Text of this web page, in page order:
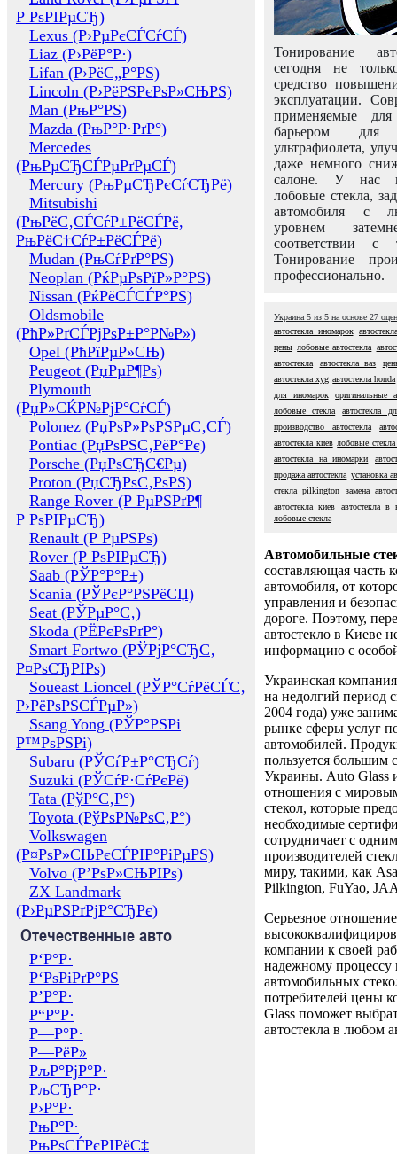
Р РѕРІРµСЂ)
Lexus (Р›РµРєСЃСѓСЃ)
Liaz (Р›РёР°Р·)
Lifan (Р›РёС„Р°РЅ)
Lincoln (Р›РёРЅРєРѕР»СЊРЅ)
Man (РњР°РЅ)
Mazda (РњР°Р·РґР°)
Mercedes
(РњРµСЂСЃРµРґРµСЃ)
Mercury (РњРµСЂРєСѓСЂРё)
Mitsubishi
(РњРёС‚СЃСѓР±РёСЃРё,
РњРёС†СѓР±РёСЃРё)
Mudan (РњСѓРґР°РЅ)
Neoplan (РќРµРѕРїР»Р°РЅ)
Nissan (РќРёСЃСЃР°РЅ)
Oldsmobile
(РћР»РґСЃРјРѕР±Р°Р№Р»)
Opel (РћРїРµР»СЊ)
Peugeot (РџРµР¶Рѕ)
Plymouth
(РџР»СЌР№РјР°СѓСЃ)
Polonez (РџРѕР»РѕРЅРµС‚СЃ)
Pontiac (РџРѕРЅС‚РёР°Рє)
Porsche (РџРѕСЂС€Рµ)
Proton (РџСЂРѕС‚РѕРЅ)
Range Rover (Р РµРЅРґР¶
Р РѕРІРµСЂ)
Renault (Р РµРЅРѕ)
Rover (Р РѕРІРµСЂ)
Saab (РЎР°Р°Р±)
Scania (РЎРєР°РЅРёСЏ)
Seat (РЎРµР°С‚)
Skoda (РЁРєРѕРґР°)
Smart Fortwo (РЎРјР°СЂС‚
Р¤РѕСЂРІРѕ)
Soueast Lioncel (РЎР°СѓРёСЃС‚
Р›РёРѕРЅСЃРµР»)
Ssang Yong (РЎР°РЅРі
Р™РѕРЅРі)
Subaru (РЎСѓР±Р°СЂСѓ)
Suzuki (РЎСѓР·СѓРєРё)
Tata (РўР°С‚Р°)
Toyota (РўРѕР№РѕС‚Р°)
Volkswagen
(Р¤РѕР»СЊРєСЃРІР°РіРµРЅ)
Volvo (Р’РѕР»СЊРІРѕ)
ZX Landmark
(Р›РµРЅРґРјР°СЂРє)
Отечественные авто
Р‘Р°Р·
Р‘РѕРіРґР°РЅ
Р’Р°Р·
Р“Р°Р·
Р—Р°Р·
Р—РёР»
РљР°РјР°Р·
РљСЂР°Р·
Р›Р°Р·
РњР°Р·
РњРѕСЃРєРІРёС‡
Тонирование
сегодня не
средство
эксплуатации.
применяемые
барьером для
ультрафиолета,
даже немного
салоне. У нас
лобовые стекла,
автомобиля с
уровнем
соответствии с
Тонирование
профессионально.
Украина 5 из 5 на основе 27
автостекла иномарок
цены лобовые автостекла
автостекла
автостекла ваз
автостекла xyg автостекла honda
для иномарок
оригинальные
лобовые стекла
автостекла
производство автостекла
автостекла киев лобовые
автостекла на иномарки
продажа автостекла установка
стекла pilkington
замена
автостекла киев
автостекла в
лобовые стекла
Автомобильные
составляющая часть
автомобиля, от
управления и
дороге. Поэтому,
автостекло в Киеве
информацию с
Украинская
на недолгий период
2004 года) уже
рынке сферы услуг
автомобилей.
пользуется большим
Украины. Auto Glass
отношения с
стекол, которые
необходимые
сотрудничает с
производителей
миру, такими, как
Pilkington, FuYao,
Серьезное отношение
компании к своей
надежному процессу
автомобильных
потребителей цены
Glass поможет
автостекла в любом